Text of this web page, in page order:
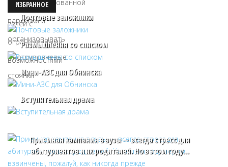
ИЗБРАННОЕ
Почтовые заложники
Размышления со списком
Мини-АЗС для Обнинска
Вступительная драма
Приемная кампания в вузы — всегда стресс для
абитуриентов и их родителей. Но в этом году…